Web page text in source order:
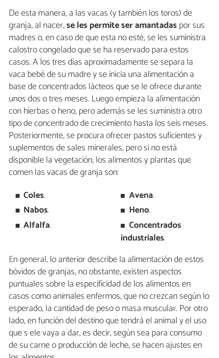
De esta manera, a las vacas (y también los toros) de
granja, al nacer,se les permite ser amantadas por sus
madres o, en caso de que esta no esté, se les suministra
calostro congelado que se ha reservado para estos
casos. A los tres días aproximadamente se separa la
vaca bebé de su madre y se inicia una alimentación a
base de concentrados lácteos que se le ofrece durante
unos dos o tres meses. Luego empieza la alimentación
con hierbas o heno, pero además se les suministra otro
tipo de concentrado de crecimiento hasta los seis meses.
Posteriormente, se procura ofrecer pastos suficientes y
suplementos de sales minerales, pero si no está
disponible la vegetación, los alimentos y plantas que
comen las vacas de granja son:
Coles.
Nabos.
Alfalfa.
Avena.
Heno.
Concentrados
industriales.
En general, lo anterior describe la alimentación de estos
bóvidos de granjas, no obstante, existen aspectos
puntuales sobre la especificidad de los alimentos en
casos como animales enfermos, que no crezcan según lo
esperado, la cantidad de peso o masa muscular. Por otro
lado, en función del destino que tendrá el animal y el uso
que s ele vaya a dar, es decir, según sea para consumo
de su carne o producción de leche, se hacen ajustes en